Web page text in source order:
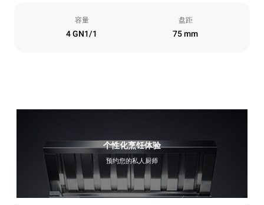
容量
4 GN1/1
盘距
75 mm
个性化烹饪体验
预约您的私人厨师